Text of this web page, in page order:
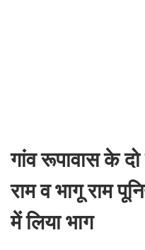
गांव रूपावास के
राम व भागू राम
में लिया भाग